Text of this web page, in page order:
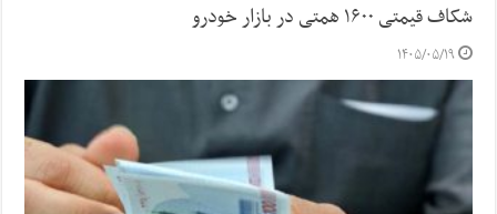
شکاف قیمتی ۱۶۰۰ همتی در بازار خودرو
۱۴۰۵/۰۵/۱۹